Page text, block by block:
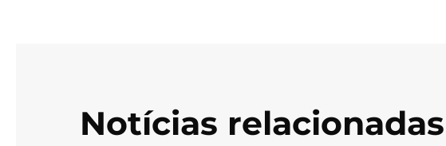
Notícias relacionadas